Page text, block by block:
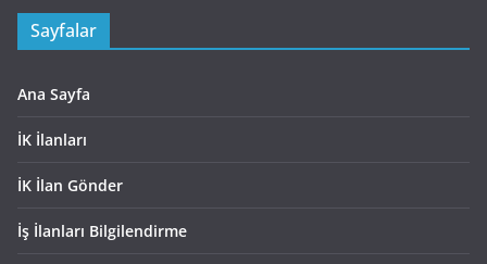
Sayfalar
Ana Sayfa
İK İlanları
İK İlan Gönder
İş İlanları Bilgilendirme